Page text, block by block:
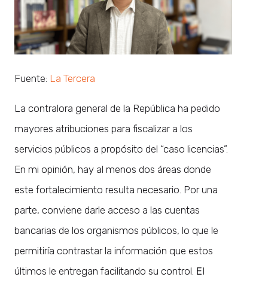
Fuente: La Tercera
La contralora general de la República ha pedido
mayores atribuciones para fiscalizar a los
servicios públicos a propósito del “caso licencias”.
En mi opinión, hay al menos dos áreas donde
este fortalecimiento resulta necesario. Por una
parte, conviene darle acceso a las cuentas
bancarias de los organismos públicos, lo que le
permitiría contrastar la información que estos
últimos le entregan facilitando su control. El